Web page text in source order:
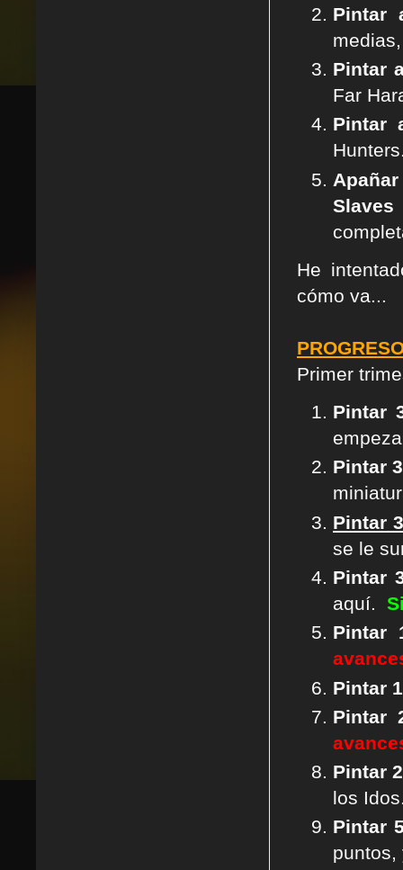
Pintar
Pintar
Far
Pintar
He
cómo va...
Primer
Pintar
Pintar
Pintar
se le
Pintar
aquí.
Pintar
Pintar
Pintar
Pintar
los
Pintar